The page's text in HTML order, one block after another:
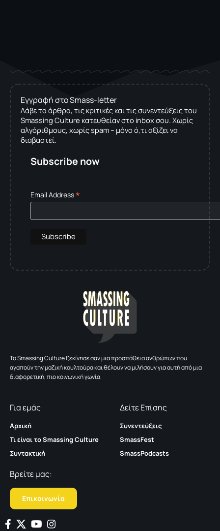
Εγγραφή στο Smass-letter
Λάβε τα άρθρα, τις κριτικές και τις συνεντεύξεις του
Smassing Culture κατευθείαν στο inbox σου. Χωρίς
αλγόριθμους, χωρίς spam – μόνο ό,τι αξίζει να
διαβαστεί.
Subscribe now
Email Address*
To Smassing Culture ξεκίνησε σαν μια προσπάθεια ανθρώπων που
αγαπούν την μαζική κουλτούρα και θέλουν να μιλήσουν για αυτή από μια
διαφορετική, πιο κοινωνική γωνία.
Για εμάς
Αρχική
Τι είναι το Smassing Culture
Συντακτική
Δείτε Επίσης
Συνεντεύξεις
SmassFest
SmassPodcasts
Βρείτε μας:
Επικοινωνία